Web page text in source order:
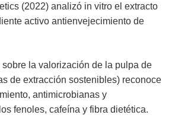
(2022) analizó in vitro el extracto
activo antienvejecimiento de
sobre la valorización de la pulpa de
de extracción sostenibles) reconoce
antimicrobianas y
fenoles, cafeína y fibra dietética.